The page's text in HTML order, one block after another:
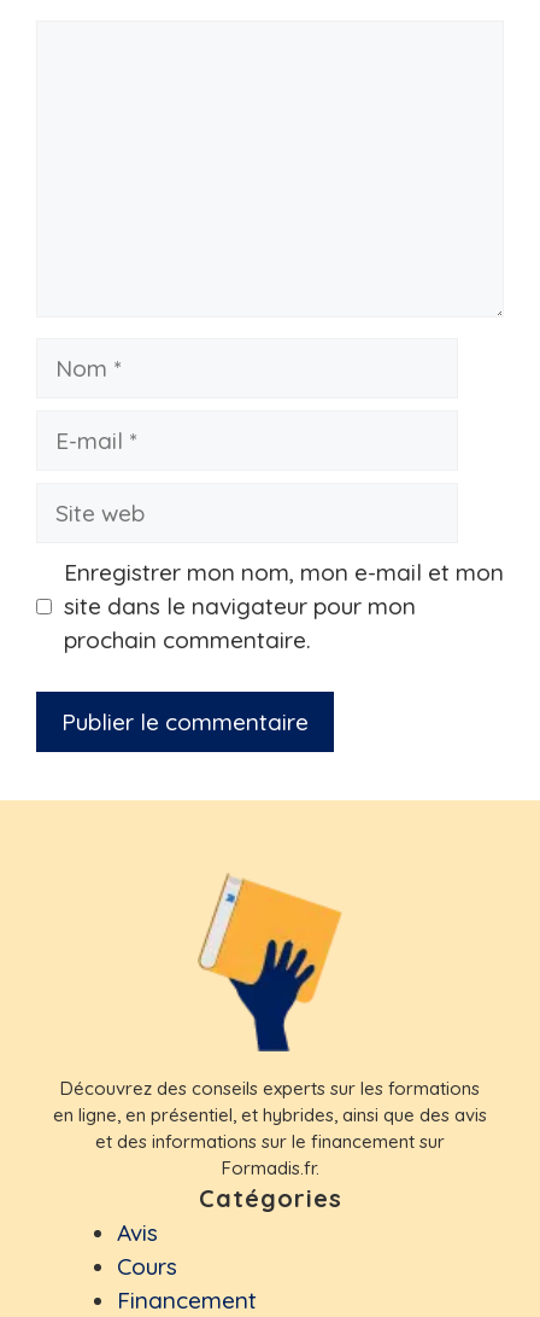
Nom
Site
Enregistrer mon nom, mon e-mail et mon
site dans le navigateur pour mon
prochain commentaire.
Découvrez des conseils experts sur les formations
en ligne, en présentiel, et hybrides, ainsi que des avis
et des informations sur le financement sur
Formadis.fr.
Catégories
Avis
Cours
Financement